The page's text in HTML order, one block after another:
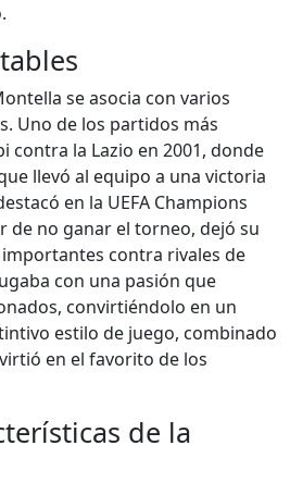
se asocia con varios
Uno de los partidos más
contra la Lazio en 2001, donde
llevó al equipo a una victoria
en la UEFA Champions
de no ganar el torneo, dejó su
contra rivales de
con una pasión que
convirtiéndolo en un
estilo de juego, combinado
en el favorito de los
de la